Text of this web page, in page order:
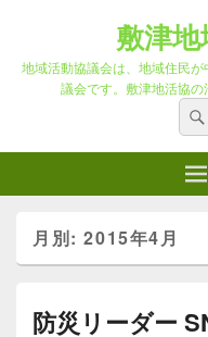
敷津
地域活動協議会は、地域住民
議会です。敷津地活協の
検
索
対
象:
月別: 2015年4月
防災リーダー